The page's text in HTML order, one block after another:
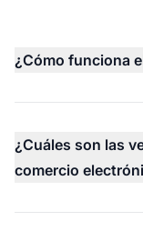
¿Cómo funciona
¿Cuáles son las
comercio